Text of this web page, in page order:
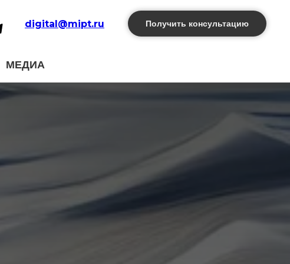
digital@mipt.ru Получить консультацию
МЕДИА